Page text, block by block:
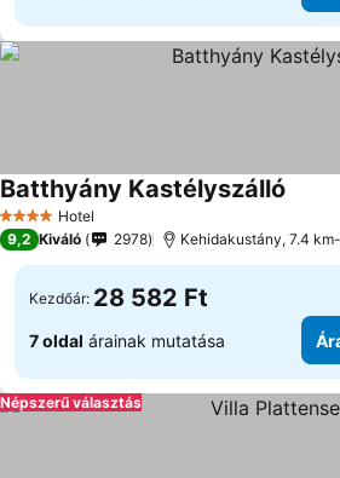
4 KategóriaHotel
Batthyány Kastélyszálló
9,2 Kiváló 2978 Kehidakustány, 7.4
Kezdőár: 28 582 Ft
7 oldal árainak mutatása
Népszerű választás